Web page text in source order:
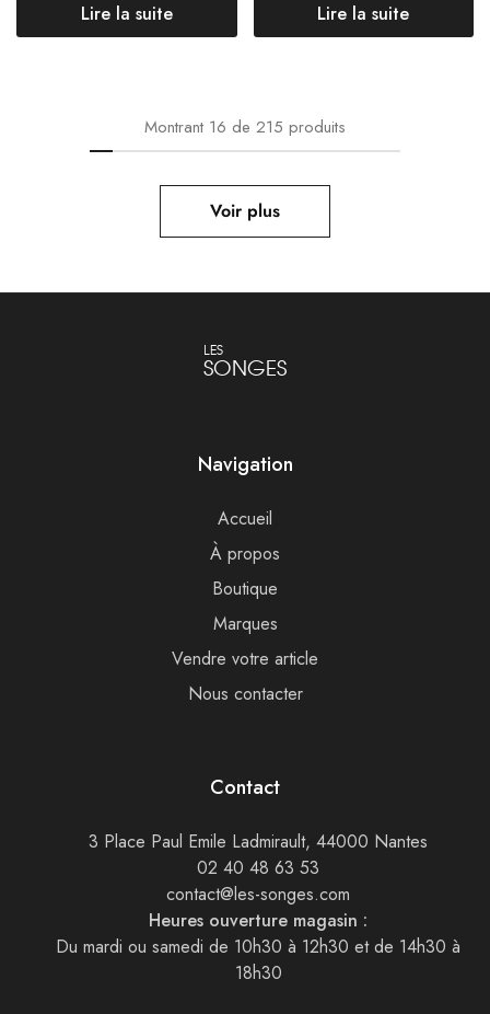
Lire la suite Lire la suite
Montrant 16 de 215 produits
Voir plus
SONGES
LES
Navigation
Accueil
À propos
Boutique
Marques
Vendre votre article
Nous contacter
Contact
3 Place Paul Emile Ladmirault, 44000 Nantes
02 40 48 63 53
contact@les-songes.com
Heures ouverture magasin :
Du mardi ou samedi de 10h30 à 12h30 et de 14h30 à
18h30